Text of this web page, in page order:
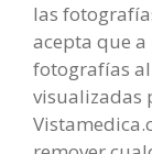
las
acepta que
fotografías
visualizadas